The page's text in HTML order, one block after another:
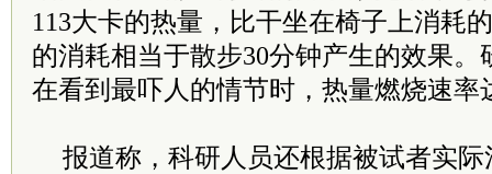
113大卡的热量，比干坐在椅子上消耗
的消耗相当于散步30分钟产生的效果。
在看到最吓人的情节时，热量燃烧速率
报道称，科研人员还根据被试者实